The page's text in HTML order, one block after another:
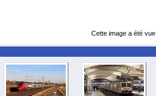
Cette image a été vue